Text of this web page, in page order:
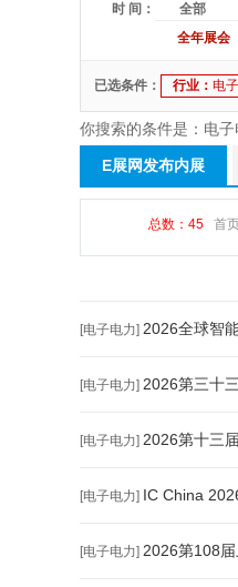
时 间： 全部
全年展会
已选条件： 行业： 电
你搜索的条件是：电
E展网发布内展
总数：45 首
[电子电力] 2026全球智
[电子电力] 2026第三十
[电子电力] 2026第十三
[电子电力] IC China
[电子电力] 2026第108